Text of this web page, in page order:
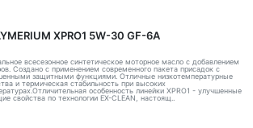
XPRO1 5W-30 GF-6A
всесезонное синтетическое моторное масло с добавлением
Создано с применением современного пакета присадок с
защитными функциями. Отличные низкотемпературные
и термическая стабильность при высоких
особенность линейки XPRO1 - улучшенные
свойства по технологии EX-CLEAN, настоящ..